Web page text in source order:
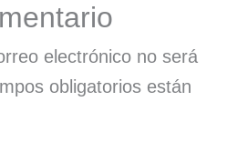
electrónico no será
obligatorios están